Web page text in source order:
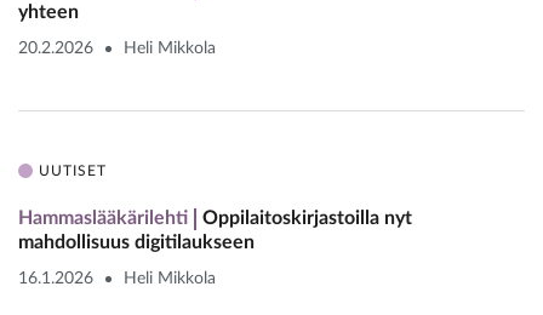
yhteen
20.2.2026 Heli Mikkola
UUTISET
Hammaslääkärilehti
Oppilaitoskirjastoilla nyt
mahdollisuus digitilaukseen
16.1.2026 Heli Mikkola